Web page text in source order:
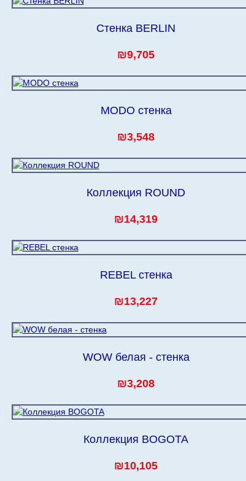
Стенка BERLIN
₪9,705
MODO стенка
₪3,548
Коллекция ROUND
₪14,319
REBEL стенка
₪13,227
WOW белая - стенка
₪3,208
Коллекция BOGOTA
₪10,105